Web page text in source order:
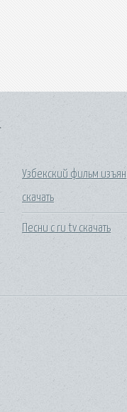
Узбекский фильм изъян
скачать
Песни с ru tv скачать